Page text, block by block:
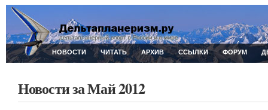
НОВОСТИ ЧИТАТЬ АРХИВ ССЫЛКИ ФОРУМ
Новости за Май 2012